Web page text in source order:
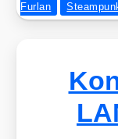
Furlan